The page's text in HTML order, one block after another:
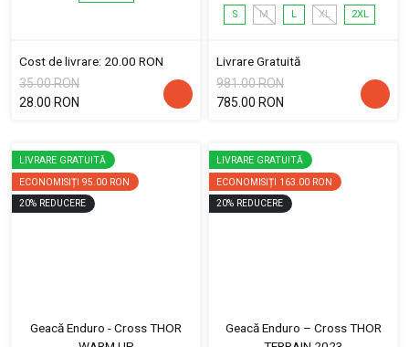
Cost de livrare: 20.00 RON
35.00 RON
28.00 RON
S M L XL 2XL
Livrare Gratuită
981.00 RON
785.00 RON
LIVRARE GRATUITĂ
ECONOMISIȚI 95.00 RON
20% REDUCERE
Geacă Enduro - Cross THOR
LIVRARE GRATUITĂ
ECONOMISIȚI 163.00 RON
20% REDUCERE
Geacă Enduro – Cross THOR